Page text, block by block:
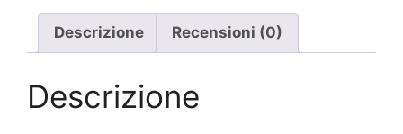
Descrizione Recensioni (0)
Descrizione